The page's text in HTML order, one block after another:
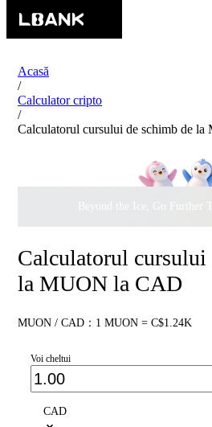
Acasă
/
Calculator cripto
/
Calculatorul cursului de schimb de
Beyond the Ice, Go Further
Calculatorul cursului
la MUON la CAD
MUON / CAD：1 MUON = C$1.24K
Voi cheltui
CAD